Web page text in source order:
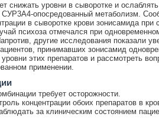
снижать уровни в сыворотке и
СУР3А4-опосредованный метаболизм.
в сыворотке крови зонисамида при
психоза отмечался при
другие исследования показали
принимавших зонисамид
этих препаратов и рассмотреть
применении.
требует осторожности.
концентрации обоих препаратов в
за клиническим состоянием